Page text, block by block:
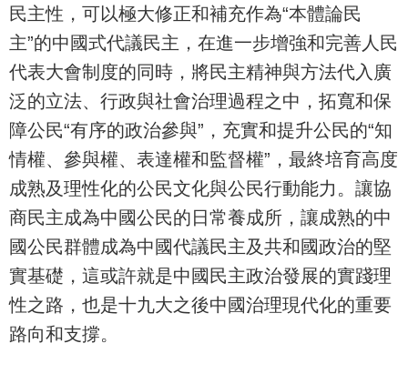
民主性，可以極大修正和補充作為“本體論民
主”的中國式代議民主，在進一步增強和完善人民
代表大會制度的同時，將民主精神與方法代入廣
泛的立法、行政與社會治理過程之中，拓寬和保
障公民“有序的政治參與”，充實和提升公民的“知
情權、參與權、表達權和監督權”，最終培育高度
成熟及理性化的公民文化與公民行動能力。讓協
商民主成為中國公民的日常養成所，讓成熟的中
國公民群體成為中國代議民主及共和國政治的堅
實基礎，這或許就是中國民主政治發展的實踐理
性之路，也是十九大之後中國治理現代化的重要
路向和支撐。